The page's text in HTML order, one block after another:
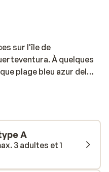
sur l'île de
À quelques
plage bleu azur del
du soleil et de la mer.
Morro Jable. Détendez-
au bord de la piscine ou
à l'une des nombreuses
par l'équipe
et vous sentir chez
vous pouvez réserver
A
3 adultes et 1